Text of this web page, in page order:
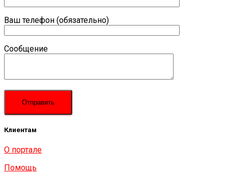
Ваш телефон (обязательно)
Сообщение
Клиентам
О портале
Помощь